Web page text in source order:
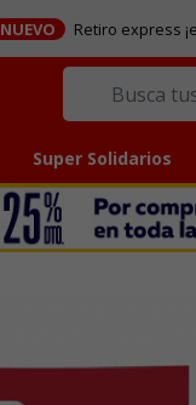
NUEVO Retiro express
Super Solidarios